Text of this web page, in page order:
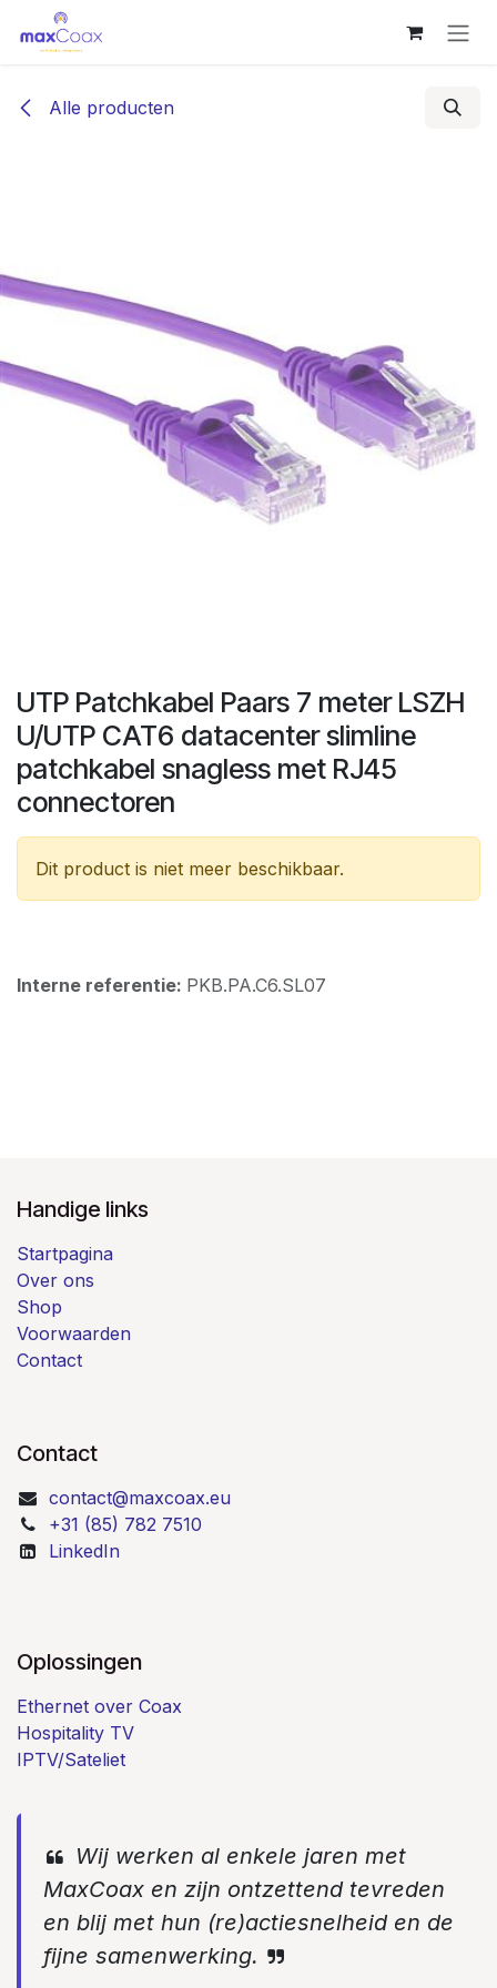
Overslaan naar inhoud
Alle producten
UTP Patchkabel Paars 7 meter LSZH
U/UTP CAT6 datacenter slimline
patchkabel snagless met RJ45
connectoren
Dit product is niet meer beschikbaar.
Interne referentie: PKB.PA.C6.SL07
Handige links
Startpagina
Over ons
Shop
Voorwaarden
Contact
Contact
contact@maxcoax.eu
+31 (85) 782 7510
LinkedIn
Oplossingen
Ethernet over Coax
Hospitality TV
IPTV/Sateliet
Wij werken al enkele jaren met
MaxCoax en zijn ontzettend tevreden
en blij met hun (re)actiesnelheid en de
fijne samenwerking.